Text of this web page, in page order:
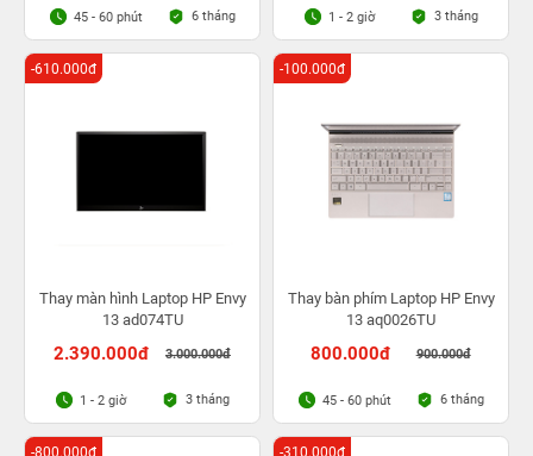
45 - 60 phút 6 tháng 1 - 2 giờ 3 tháng
Thay màn hình Laptop HP Envy
13 ad074TU
2.390.000đ 3.000.000đ
-610.000đ
1 - 2 giờ 3 tháng
Thay bàn phím Laptop HP Envy
13 aq0026TU
800.000đ 900.000đ
-100.000đ
45 - 60 phút 6 tháng
-800.000đ -310.000đ